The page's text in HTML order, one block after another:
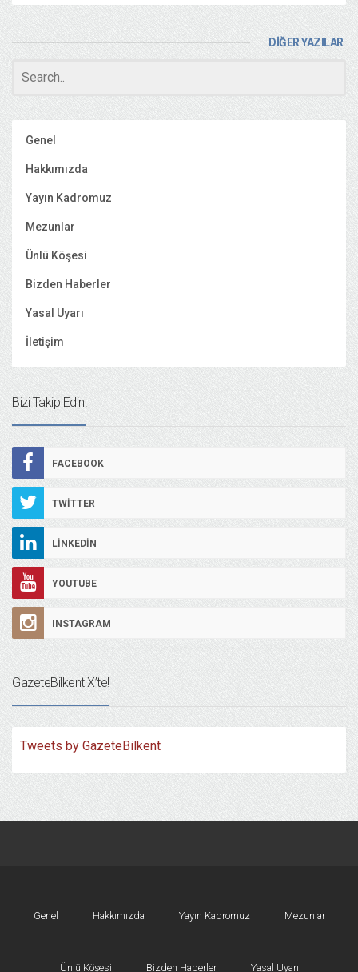
DİĞER YAZILAR
Genel
Hakkımızda
Yayın Kadromuz
Mezunlar
Ünlü Köşesi
Bizden Haberler
Yasal Uyarı
İletişim
Bizi Takip Edin!
FACEBOOK
TWITTER
LINKEDIN
YOUTUBE
INSTAGRAM
GazeteBilkent X’te!
Tweets by GazeteBilkent
Genel Hakkımızda Yayın Kadromuz Mezunlar
Ünlü Köşesi Bizden Haberler Yasal Uyarı